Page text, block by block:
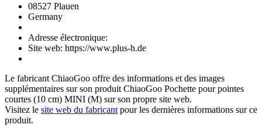
08527 Plauen
Germany
Adresse électronique:
Site web: https://www.plus-h.de
Le fabricant ChiaoGoo offre des informations et des images
supplémentaires sur son produit ChiaoGoo Pochette pour pointes
courtes (10 cm) MINI (M) sur son propre site web.
Visitez le site web du fabricant pour les dernières informations sur ce
produit.